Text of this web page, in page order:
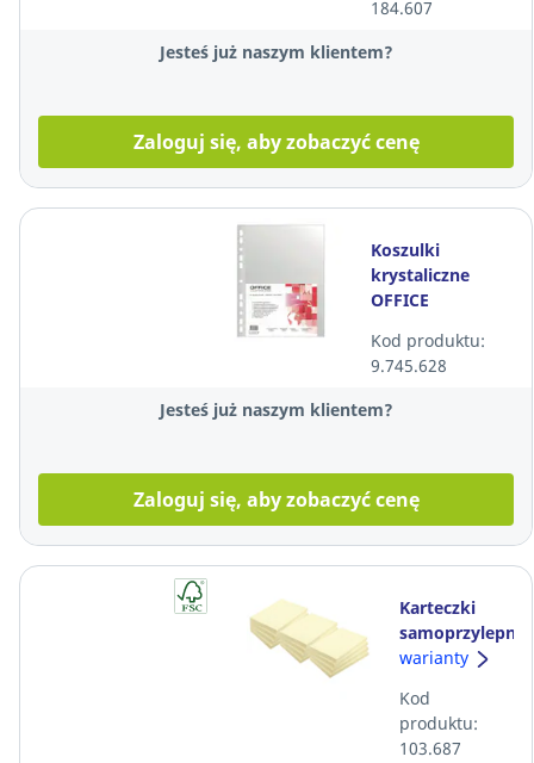
184.607
Jesteś już naszym klientem?
Zaloguj się, aby zobaczyć cenę
Koszulki
krystaliczne
OFFICE
50 mikronów,
100 sztuk
Kod produktu:
9.745.628
Jesteś już naszym klientem?
Zaloguj się, aby zobaczyć cenę
Karteczki
samoprzylepne
LYRECO
opakowaniu
12 bloczków
warianty
Kod
produktu:
103.687